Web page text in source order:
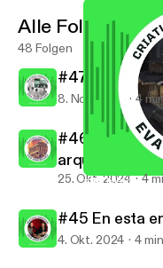
#44 Historias
Alle Folgen
48 Folgen
#47 Falsos
8. Nov. 2024 4
#46 Escaneo
arqueológico
25. Okt. 2024 4
#45 En esta
4. Okt. 2024 4 min